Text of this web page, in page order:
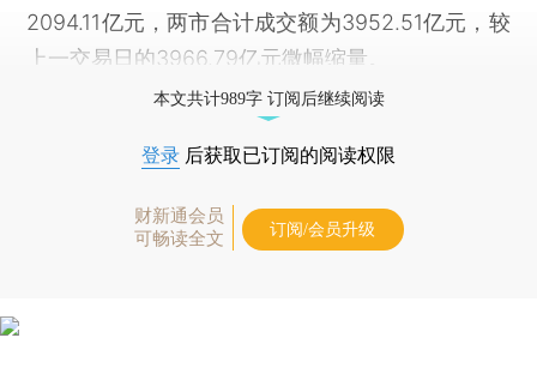
2094.11亿元，两市合计成交额为3952.51亿元，较
上一交易日的3966.79亿元微幅缩量。
本文共计989字 订阅后继续阅读
登录 后获取已订阅的阅读权限
财新通会员
可畅读全文
订阅/会员升级